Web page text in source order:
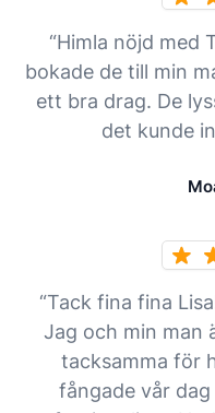
“Himla nöjd med
bokade de till min
ett bra drag. De
det kunde
“Tack fina fina
Jag och min man
tacksamma för
fångade vår